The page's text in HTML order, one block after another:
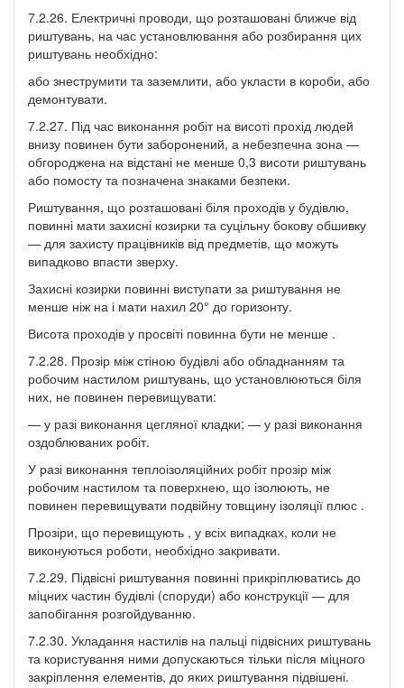
7.2.26. Електричні проводи, що розташовані ближче від
риштувань, на час установлювання або розбирання цих
риштувань необхідно:
або знеструмити та заземлити, або укласти в короби, або
демонтувати.
7.2.27. Під час виконання робіт на висоті прохід людей
внизу повинен бути заборонений, а небезпечна зона —
обгороджена на відстані не менше 0,3 висоти риштувань
або помосту та позначена знаками безпеки.
Риштування, що розташовані біля проходів у будівлю,
повинні мати захисні козирки та суцільну бокову обшивку
— для захисту працівників від предметів, що можуть
випадково впасти зверху.
Захисні козирки повинні виступати за риштування не
менше ніж на і мати нахил 20° до горизонту.
Висота проходів у просвіті повинна бути не менше .
7.2.28. Прозір між стіною будівлі або обладнанням та
робочим настилом риштувань, що установлюються біля
них, не повинен перевищувати:
— у разі виконання цегляної кладки; — у разі виконання
оздоблюваних робіт.
У разі виконання теплоізоляційних робіт прозір між
робочим настилом та поверхнею, що ізолюють, не
повинен перевищувати подвійну товщину ізоляції плюс .
Прозіри, що перевищують , у всіх випадках, коли не
виконуються роботи, необхідно закривати.
7.2.29. Підвісні риштування повинні прикріплюватись до
міцних частин будівлі (споруди) або конструкції — для
запобігання розгойдуванню.
7.2.30. Укладання настилів на пальці підвісних риштувань
та користування ними допускаються тільки після міцного
закріплення елементів, до яких риштування підвішені.